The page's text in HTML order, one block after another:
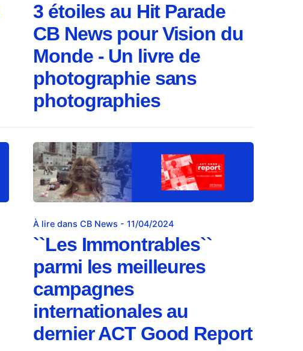
3 étoiles au Hit Parade
CB News pour Vision du
Monde - Un livre de
photographie sans
photographies
À lire dans CB News - 11/04/2024
``Les Immontrables``
parmi les meilleures
campagnes
internationales au
dernier ACT Good Report